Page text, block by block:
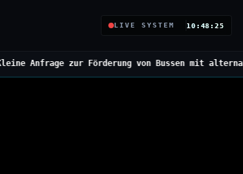
LIVE SYSTEM 10:48:26
von Bussen mit alternativen Antrieben///